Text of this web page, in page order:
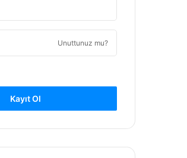
Unuttunuz mu?
Kayıt Ol